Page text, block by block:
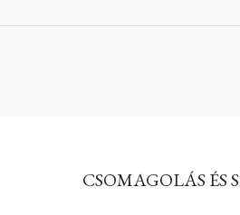
CSOMAGOLÁS ÉS